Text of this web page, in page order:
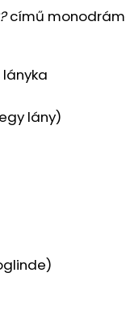
című
lányka
lány)